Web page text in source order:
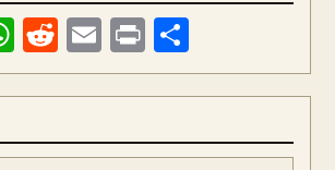
WhatsApp
Reddit
Email
Print
meg